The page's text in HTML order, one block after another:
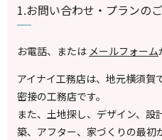
1.お問い合わせ・プランの
お電話、または メールフォーム
アイナイ工務店は、地元横須賀
密接の工務店です。
また、土地探し、デザイン、設
築、アフター、家づくりの最初